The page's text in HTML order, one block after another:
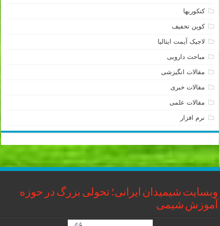
کنکوریها
کوپن تخفیف
لاجیک آیمت ایتالیا
مباحث دارویی
مقالات انگیزشی
مقالات خبری
مقالات علمی
نرم افزار
وبسایت شیمیدان ایرانی؛ تحولی بزرگ در حوزه
آموزش شیمی